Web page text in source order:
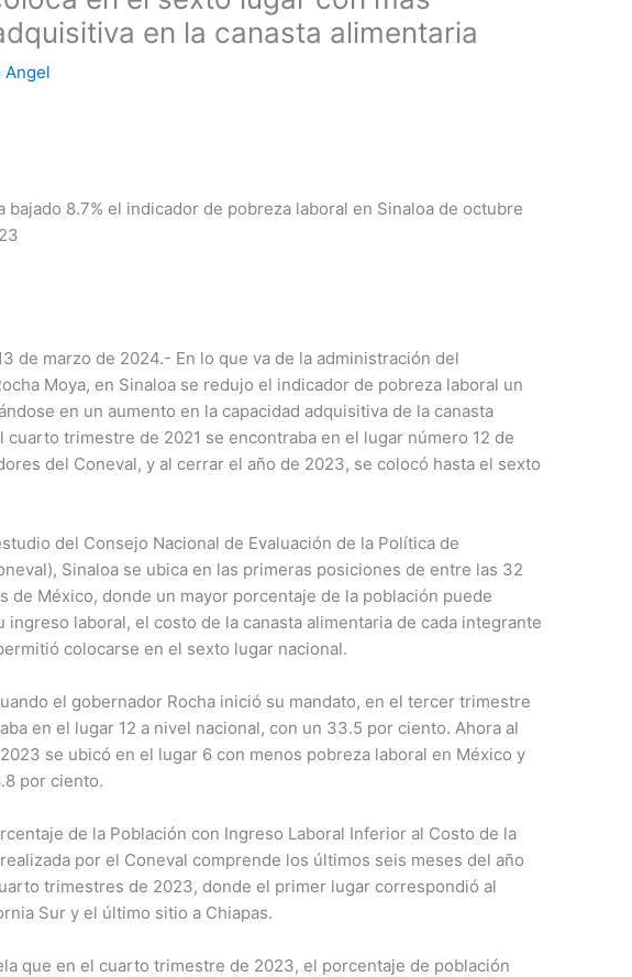
en la canasta alimentaria
Angel
bajado 8.7% el indicador de pobreza laboral en Sinaloa de octubre
de marzo de 2024.- En lo que va de la administración del
Moya, en Sinaloa se redujo el indicador de pobreza laboral un
en un aumento en la capacidad adquisitiva de la canasta
cuarto trimestre de 2021 se encontraba en el lugar número 12 de
del Coneval, y al cerrar el año de 2023, se colocó hasta el sexto
del Consejo Nacional de Evaluación de la Política de
Sinaloa se ubica en las primeras posiciones de entre las 32
de México, donde un mayor porcentaje de la población puede
ingreso laboral, el costo de la canasta alimentaria de cada integrante
colocarse en el sexto lugar nacional.
el gobernador Rocha inició su mandato, en el tercer trimestre
en el lugar 12 a nivel nacional, con un 33.5 por ciento. Ahora al
se ubicó en el lugar 6 con menos pobreza laboral en México y
por ciento.
de la Población con Ingreso Laboral Inferior al Costo de la
por el Coneval comprende los últimos seis meses del año
trimestres de 2023, donde el primer lugar correspondió al
Sur y el último sitio a Chiapas.
que en el cuarto trimestre de 2023, el porcentaje de población